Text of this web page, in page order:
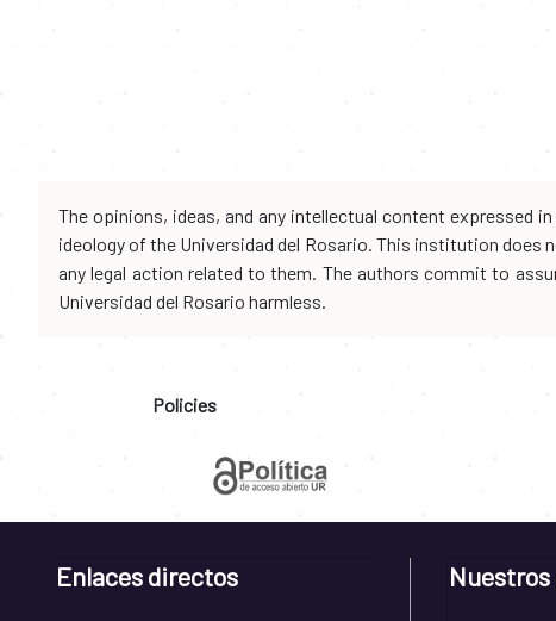
The opinions, ideas, and any intellectual content expressed
ideology of the Universidad del Rosario. This institution does
any legal action related to them. The authors commit to
Universidad del Rosario harmless.
Policies
Enlaces directos